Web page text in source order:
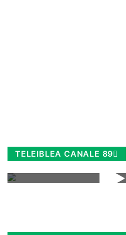
TELEIBLEA CANALE 89